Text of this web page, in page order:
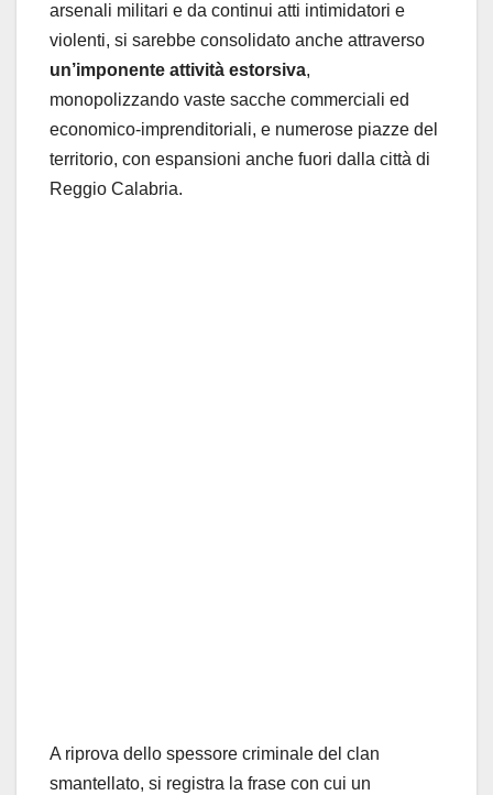
arsenali militari e da continui atti intimidatori e
violenti, si sarebbe consolidato anche attraverso
un’imponente attività estorsiva,
monopolizzando vaste sacche commerciali ed
economico-imprenditoriali, e numerose piazze del
territorio, con espansioni anche fuori dalla città di
Reggio Calabria.
A riprova dello spessore criminale del clan
smantellato, si registra la frase con cui un